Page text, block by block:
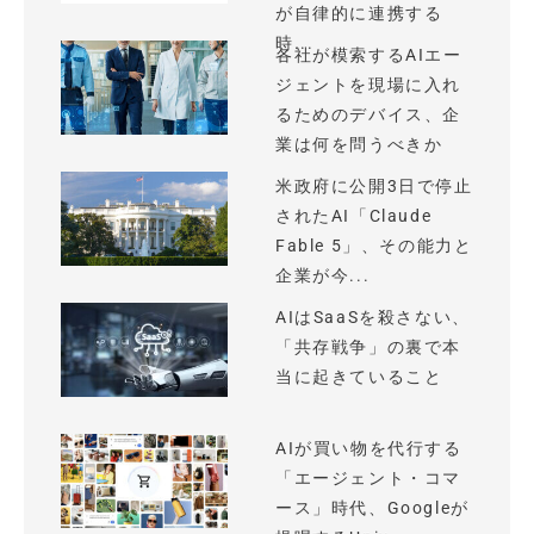
が自律的に連携する
時...
各社が模索するAIエー
ジェントを現場に入れ
るためのデバイス、企
業は何を問うべきか
米政府に公開3日で停止
されたAI「Claude
Fable 5」、その能力と
企業が今...
AIはSaaSを殺さない、
「共存戦争」の裏で本
当に起きていること
AIが買い物を代行する
「エージェント・コマ
ース」時代、Googleが